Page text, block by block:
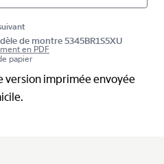
de montre 5345BR1S5XU
en PDF
papier
version imprimée envoyée